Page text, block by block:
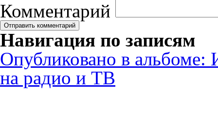
Комментарий
Навигация по записям
Опубликовано в альбоме:
на радио и ТВ